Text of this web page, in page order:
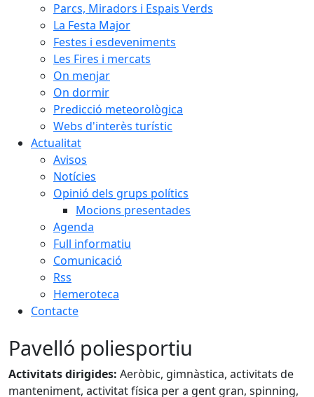
Parcs, Miradors i Espais Verds
La Festa Major
Festes i esdeveniments
Les Fires i mercats
On menjar
On dormir
Predicció meteorològica
Webs d'interès turístic
Actualitat
Avisos
Notícies
Opinió dels grups polítics
Mocions presentades
Agenda
Full informatiu
Comunicació
Rss
Hemeroteca
Contacte
Pavelló poliesportiu
Activitats dirigides: Aeròbic, gimnàstica, activitats de
manteniment, activitat física per a gent gran, spinning,